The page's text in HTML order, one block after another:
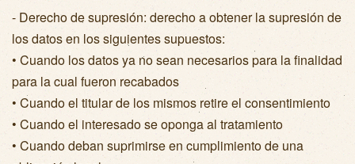
- Derecho de supresión: derecho a obtener la supresión de
los datos en los siguientes supuestos:
• Cuando los datos ya no sean necesarios para la finalidad
para la cual fueron recabados
• Cuando el titular de los mismos retire el consentimiento
• Cuando el interesado se oponga al tratamiento
• Cuando deban suprimirse en cumplimiento de una